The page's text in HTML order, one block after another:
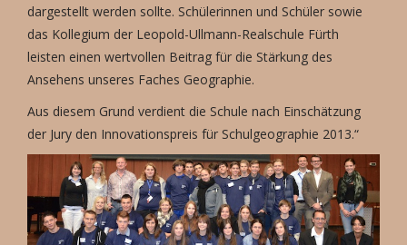
dargestellt werden sollte. Schülerinnen und Schüler sowie
das Kollegium der Leopold-Ullmann-Realschule Fürth
leisten einen wertvollen Beitrag für die Stärkung des
Ansehens unseres Faches Geographie.
Aus diesem Grund verdient die Schule nach Einschätzung
der Jury den Innovationspreis für Schulgeographie 2013.“